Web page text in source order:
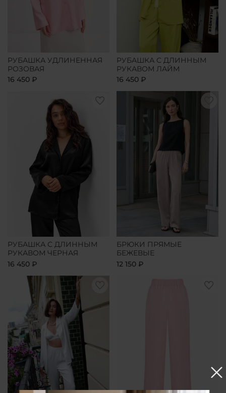
РУБАШКА УДЛИНЕННАЯ
РОЗОВАЯ
16 450 ₽
РУБАШКА С ДЛИННЫМ
РУКАВОМ ЛАЙМ
16 450 ₽
РУБАШКА С ДЛИННЫМ
РУКАВОМ ЧЕРНАЯ
16 450 ₽
БРЮКИ ПРЯМЫЕ
БЕЖЕВЫЕ
12 150 ₽